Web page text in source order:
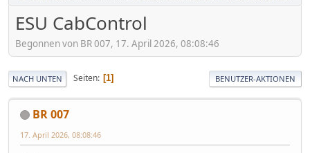
ESU CabControl
Begonnen von BR 007, 17. April 2026, 08:08:46
NACH UNTEN Seiten 1 BENUTZER-AKTIONEN
BR 007
17. April 2026, 08:08:46